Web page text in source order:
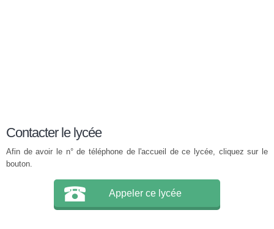
Contacter le lycée
Afin de avoir le n° de téléphone de l'accueil de ce lycée, cliquez sur le
bouton.
Appeler ce lycée